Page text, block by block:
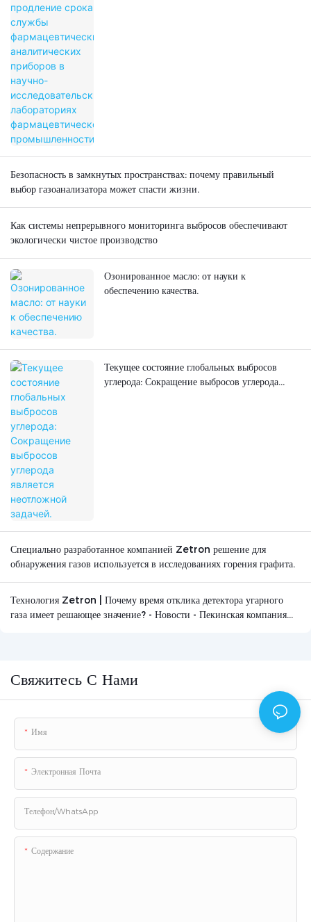
Безопасность в замкнутых пространствах: почему правильный
выбор газоанализатора может спасти жизни.
Как системы непрерывного мониторинга выбросов обеспечивают
экологически чистое производство
Озонированное масло: от науки к
обеспечению качества.
Текущее состояние глобальных выбросов
углерода: Сокращение выбросов углерода
Специально разработанное компанией Zetron решение для
обнаружения газов используется в исследованиях горения графита.
Технология Zetron | Почему время отклика детектора угарного
газа имеет решающее значение? - Новости - Пекинская компания
Свяжитесь С Нами
Имя
Электронная Почта
Телефон/WhatsApp
Содержание